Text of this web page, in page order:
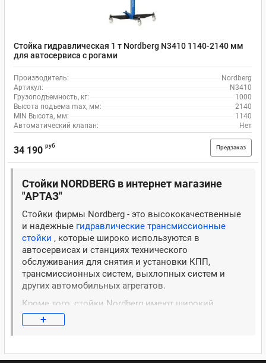
Стойка гидравлическая 1 т Nordberg N3410 1140-2140 мм
для автосервиса с рогами
Производитель:
Nordberg
Артикул:
N3410
Грузоподъемность, кг:
1000
Высота подъема max, мм:
2140
MIN Высота, мм:
1140
Автоматический клапан:
Нет
34 190 руб Предзаказ
Стойки NORDBERG в интернет магазине
"АРТАЗ"
Стойки фирмы Nordberg - это высококачественные
и надежные гидравлические трансмиссионные
стойки , которые широко используются в
автосервисах и станциях технического
обслуживания для снятия и установки КПП,
трансмиссионных систем, выхлопных систем и
других автомобильных агрегатов.
Кроме того, стойки Nordberg имеют широкий
диапазон применения, что делает их
универсальным инструментом для работы с
устанавливаются и снимаются, что сокращает
+